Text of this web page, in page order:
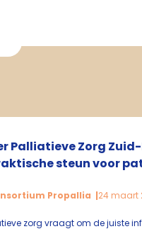
Palliatieve Zorg
steun voor
Propallia 24 maart
zorg vraagt om de juiste